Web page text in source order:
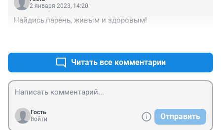
2 января 2023, 14:20
Найдись,парень, живым и здоровым!
Читать все комментарии
Гость
Войти
Отправить